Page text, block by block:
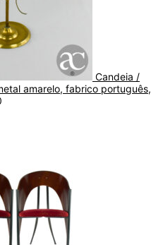
Candeia /
amarelo, fabrico português,